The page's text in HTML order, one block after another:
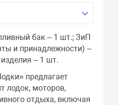
бак – 1 шт.; ЗиП
и принадлежности) –
– 1 шт.
предлагает
лодок, моторов,
отдыха, включая